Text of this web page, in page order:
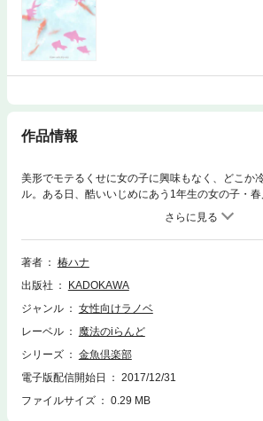
作品情報
美形でモテるくせに女の子に興味もなく、どこか
ル。ある日、酷いいじめにあう1年生の女の子・
か気になって助けてしまう。「私はいらない存
れそうなことのために、ハルは部員2人だけの秘密
をつくろうと提案。自分の居場所をみつけたこと
ル。ゆっくりと心の距離を近づける2人だったが―
著者
椿ハナ
出版社
KADOKAWA
ジャンル
女性向けラノベ
レーベル
魔法のiらんど
シリーズ
金魚倶楽部
電子版配信開始日
2017/12/31
ファイルサイズ
0.29 MB